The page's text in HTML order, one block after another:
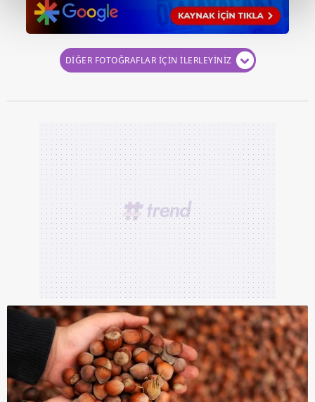
kalemimiz olduğunu sizlere hatırlatmak isteriz.
takdirde, kullanıcılara hedefli reklamlar
gösterilmeyecektir."
Sitemizde kendimize ve üçüncü kişilere ait çerezler
kullanılmaktadır. Bu çerezler vasıtasıyla çeşitli kişisel
verileriniz işlenmekte olup gerekli olan çerezler bilgi
toplumu hizmetlerinin sunulması amacıyla
kullanılmaktadır. Diğer çerezler, sitemizin daha işlevsel
kılınması ve kişiselleştirilmesi ve sizlere yönelik
reklam/pazarlama faaliyetlerinin yapılması, amaçlarıyla
sınırlı olarak açık rızanız dahilinde kullanılacaktır.
Çerezlere ilişkin tercihlerinizi aşağıda yer alan panel
vasıtasıyla belirleyebilirsiniz. Çerezlere ilişkin detaylı bilgi
için Ayarlar butonuna tıklayabilir,Çerez Bilgilendirme
Metnimiziziyaret edebilirsiniz.
6698 sayılı Kişisel Verilerin Korunması Kanunu uyarınca
hazırlanmış Aydınlatma Metnimizi okumak ve sitemizde
ilgili mevzuata uygun olarak kullanılan çerezlerle ilgili bilgi
DİĞER FOTOĞRAFLAR İÇİN İLERLEYİNİZ